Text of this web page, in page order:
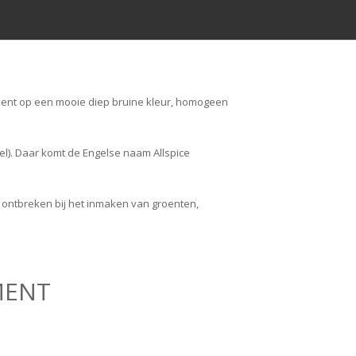
op een mooie diep bruine kleur, homogeen
Daar komt de Engelse naam Allspice
bij het inmaken van groenten,